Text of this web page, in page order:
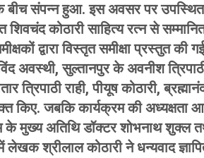
के बीच संपन्न हुआ. इस अवसर पर
कोठारी साहित्य रत्न से
द्वारा विस्तृत समीक्षा प्रस्तुत की
अवस्थी, सुल्तानपुर के अवनीश
राही, पीयूष कोठारी,
किए. जबकि कार्यक्रम की
मुख्य अतिथि डॉक्टर शोभनाथ शुक्ल
श्रीलाल कोठारी ने धन्यवाद